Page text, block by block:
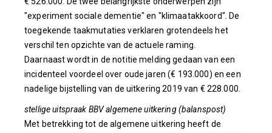
"experiment sociale dementie" en "klimaatakkoord". De
toegekende taakmutaties verklaren grotendeels het
verschil ten opzichte van de actuele raming.
Daarnaast wordt in de notitie melding gedaan van een
incidenteel voordeel over oude jaren (€ 193.000) en een
nadelige bijstelling van de uitkering 2019 van € 228.000.
stellige uitspraak BBV algemene uitkering (balanspost)
Met betrekking tot de algemene uitkering heeft de